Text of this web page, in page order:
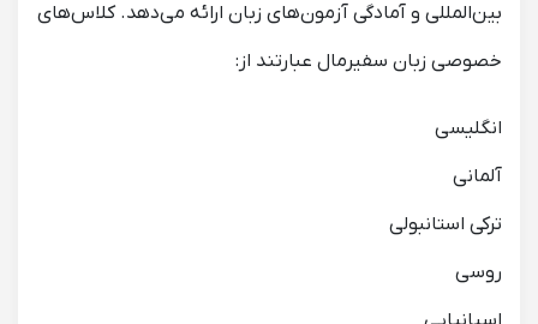
بین‌المللی و آمادگی آزمون‌های زبان ارائه می‌دهد. کلاس‌های
خصوصی زبان سفیرمال عبارتند از:
انگلیسی
آلمانی
ترکی استانبولی
روسی